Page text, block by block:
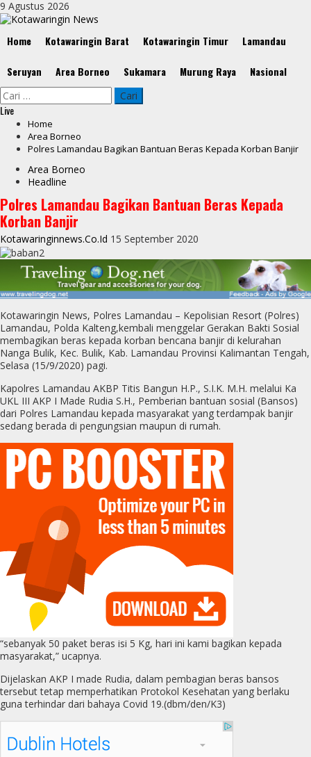
Skip
to
9 Agustus 2026
Menu
Home Kotawaringin Barat Kotawaringin Timur Lamandau
Seruyan Area Borneo Sukamara Murung Raya Nasional
Cari
untuk:
Live
Home
Area Borneo
Polres Lamandau Bagikan Bantuan Beras Kepada Korban Banjir
Area Borneo
Headline
Polres Lamandau Bagikan Bantuan Beras Kepada
Korban Banjir
Kotawaringinnews.co.id 15 September 2020
Kotawaringin News, Polres Lamandau – Kepolisian Resort (Polres)
Lamandau, Polda Kalteng,kembali menggelar Gerakan Bakti Sosial
membagikan beras kepada korban bencana banjir di kelurahan
Nanga Bulik, Kec. Bulik, Kab. Lamandau Provinsi Kalimantan Tengah,
Selasa (15/9/2020) pagi.
Kapolres Lamandau AKBP Titis Bangun H.P., S.I.K. M.H. melalui Ka
UKL III AKP I Made Rudia S.H., Pemberian bantuan sosial (Bansos)
dari Polres Lamandau kepada masyarakat yang terdampak banjir
sedang berada di pengungsian maupun di rumah.
“sebanyak 50 paket beras isi 5 Kg, hari ini kami bagikan kepada
masyarakat,” ucapnya.
Dijelaskan AKP I made Rudia, dalam pembagian beras bansos
tersebut tetap memperhatikan Protokol Kesehatan yang berlaku
guna terhindar dari bahaya Covid 19.(dbm/den/K3)